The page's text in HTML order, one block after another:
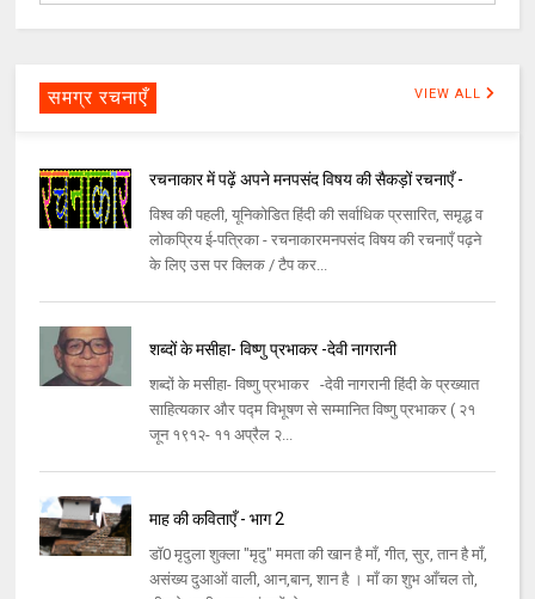
समग्र रचनाएँ VIEW ALL
रचनाकार में पढ़ें अपने मनपसंद विषय की सैकड़ों रचनाएँ -
विश्व की पहली, यूनिकोडित हिंदी की सर्वाधिक प्रसारित, समृद्ध व
लोकप्रिय ई-पत्रिका - रचनाकारमनपसंद विषय की रचनाएँ पढ़ने
के लिए उस पर क्लिक / टैप कर...
शब्दों के मसीहा- विष्णु प्रभाकर -देवी नागरानी
शब्दों के मसीहा- विष्णु प्रभाकर -देवी नागरानी हिंदी के प्रख्यात
साहित्यकार और पद्म विभूषण से सम्मानित विष्णु प्रभाकर ( २१
जून १९१२- ११ अप्रैल २...
माह की कविताएँ - भाग 2
डॉ0 मृदुला शुक्ला "मृदु" ममता की खान है माँ, गीत, सुर, तान है माँ,
असंख्य दुआओं वाली, आन,बान, शान है । माँ का शुभ आँचल तो,